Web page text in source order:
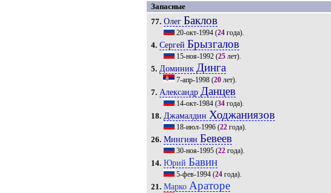
Запасные
77. Олег Баклов
20-окт-1994 (24 года).
4. Сергей Брызгалов
15-ноя-1992 (25 лет).
5. Доминик Динга
7-апр-1998 (20 лет).
7. Александр Данцев
14-окт-1984 (34 года).
18. Джамалдин Ходжаниязов
18-июл-1996 (22 года).
26. Мингиян Бевеев
30-ноя-1995 (22 года).
14. Юрий Бавин
5-фев-1994 (24 года).
21. Марко Араторе